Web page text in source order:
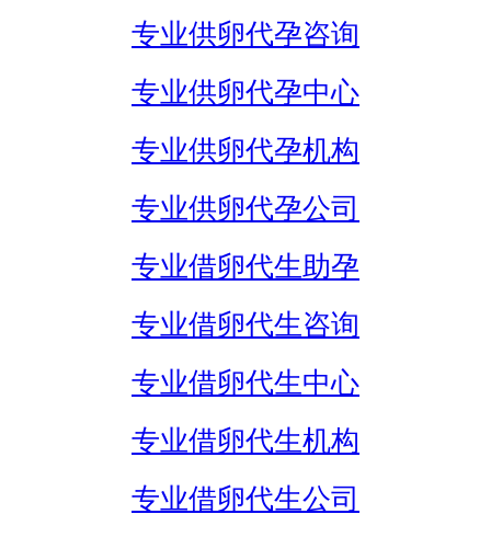
专业供卵代孕咨询
专业供卵代孕中心
专业供卵代孕机构
专业供卵代孕公司
专业借卵代生助孕
专业借卵代生咨询
专业借卵代生中心
专业借卵代生机构
专业借卵代生公司